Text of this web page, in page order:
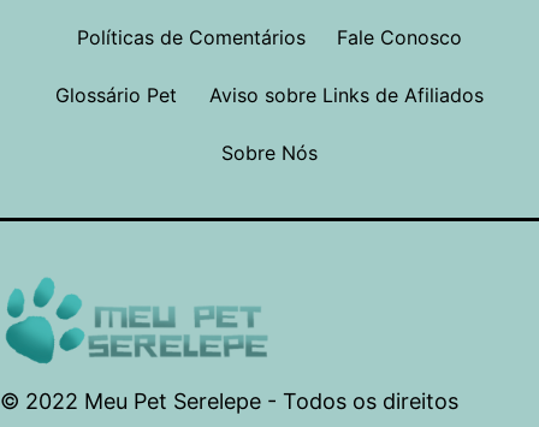
Políticas de Comentários Fale Conosco
Glossário Pet Aviso sobre Links de Afiliados
Sobre Nós
© 2022 Meu Pet Serelepe - Todos os direitos